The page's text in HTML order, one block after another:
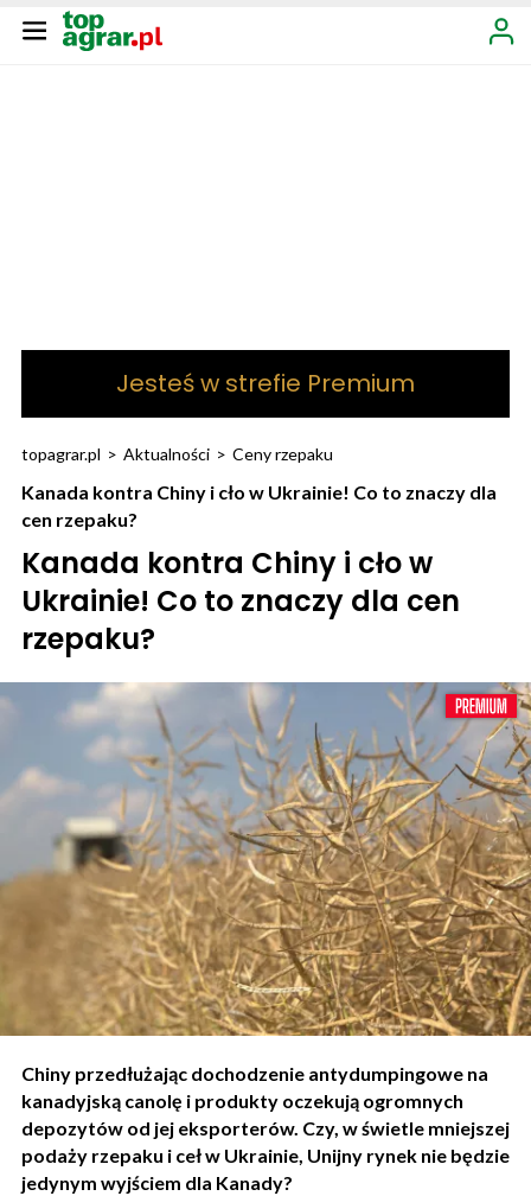
Jesteś w strefie Premium
topagrar.pl > Aktualności > Ceny rzepaku
Kanada kontra Chiny i cło w Ukrainie! Co to znaczy dla
cen rzepaku?
Kanada kontra Chiny i cło w
Ukrainie! Co to znaczy dla cen
rzepaku?
Chiny przedłużając dochodzenie antydumpingowe na
kanadyjską canolę i produkty oczekują ogromnych
depozytów od jej eksporterów. Czy, w świetle mniejszej
podaży rzepaku i ceł w Ukrainie, Unijny rynek nie będzie
jedynym wyjściem dla Kanady?